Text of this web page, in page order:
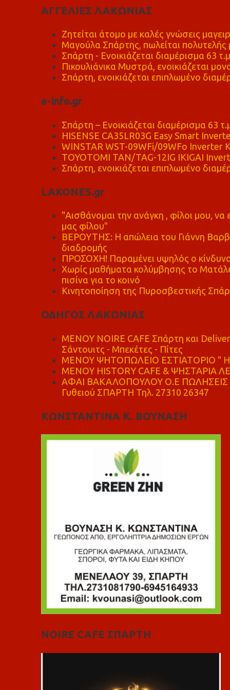
ΑΓΓΕΛΙΕΣ ΛΑΚΩΝΙΑΣ
Ζητείται άτομο με καλές γνώσεις
Μαγούλα Σπάρτης, πωλείται πολυτελής
Σπάρτη - Ενοικιάζεται διαμέρισμα 63 τ.μ
Πικουλιάνικα Μυστρά, ενοικιάζεται
Σπάρτη, ενοικιάζεται επιπλωμένο
e-info.gr
Σπάρτη – Ενοικιάζεται διαμέρισμα 63
HISENSE CA35LR03G Easy Smart
WINSTAR WST-09WFi/09WFo Inverter
TOYOTOMI TAN/TAG-12IG IKIGAI
Σπάρτη, ενοικιάζεται επιπλωμένο
LAKONES.gr
"Αισθάνομαι την ανάγκη , φίλοι μου,
μας φίλου"
ΒΕΡΟΥΤΗΣ: Η απώλεια του Γιάννη
διαδρομής
ΠΡΟΣΟΧΗ! Παραμένει υψηλός ο
Χωρίς μαθήματα κολύμβησης το
πισίνα για το κοινό
Κινητοποίηση της Πυροσβεστικής
ΟΔΗΓΟΣ ΛΑΚΩΝΙΑΣ
MENOY NOIRE CAFE Σπάρτη και
Σάντουιτς - Μπεκέτες - Πίτες
ΜΕΝΟΥ ΨΗΤΟΠΩΛΕΙΟ ΕΣΤΙΑΤΟΡΙΟ "
ΜΕΝΟΥ HISTORY CAFE & ΨΗΣΤΑΡΙΑ
ΑΦΑΙ ΒΑΚΑΛΟΠΟΥΛΟΥ Ο.Ε ΠΩΛΗΣΕΙΣ
Γυθειού ΣΠΑΡΤΗ Τηλ. 27310 26347
ΚΩΝΣΤΑΝΤΙΝΑ Κ. ΒΟΥΝΑΣΗ
NOIRE CAFE ΣΠΑΡΤΗ